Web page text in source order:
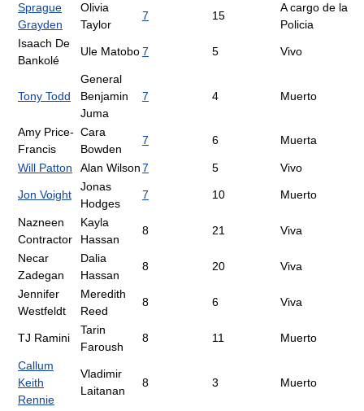
Sprague
Grayden
Olivia
Taylor
7 15
A cargo de la
Policia
Isaach De
Bankolé
Ule Matobo7 5 Vivo
Tony Todd
General
Benjamin
Juma
7 4 Muerto
Amy Price-
Francis
Cara
Bowden
7 6 Muerta
Will Patton Alan Wilson7 5 Vivo
Jon Voight
Jonas
Hodges
7 10 Muerto
Nazneen
Contractor
Kayla
Hassan
8 21 Viva
Necar
Zadegan
Dalia
Hassan
8 20 Viva
Jennifer
Westfeldt
Meredith
Reed
8 6 Viva
TJ Ramini
Tarin
Faroush
8 11 Muerto
Callum
Keith
Rennie
Vladimir
Laitanan
8 3 Muerto